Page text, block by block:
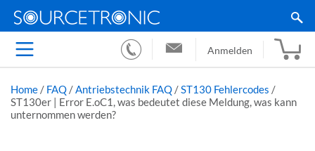
Anmelden
Home / FAQ / Antriebstechnik FAQ / ST130 Fehlercodes /
ST130er | Error E.oC1, was bedeutet diese Meldung, was kann
unternommen werden?